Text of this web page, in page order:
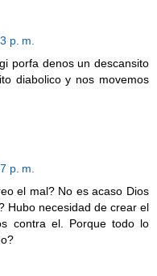
p. m.
porfa denos un descansito
diabolico y nos movemos
p. m.
el mal? No es acaso Dios
Hubo necesidad de crear el
contra el. Porque todo lo